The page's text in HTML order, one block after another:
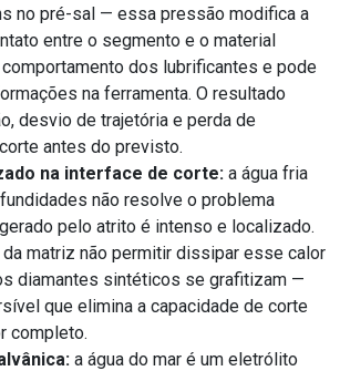
no pré-sal — essa pressão modifica a
entre o segmento e o material
dos lubrificantes e pode
na ferramenta. O resultado
desvio de trajetória e perda de
antes do previsto.
na interface de corte: a água fria
não resolve o problema
pelo atrito é intenso e localizado.
matriz não permitir dissipar esse calor
diamantes sintéticos se grafitizam —
que elimina a capacidade de corte
completo.
a água do mar é um eletrólito